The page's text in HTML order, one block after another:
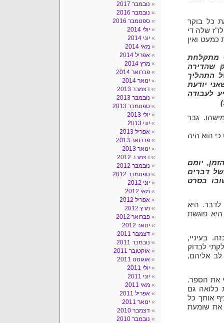
כל בוקר
שלה די
כמעט ואין
מתקלחת
שהדירה
התהליך
יודעת
לעבודה
גבר
הוא היה
יומם
דברים
בסרט
היא
פוגשת
בעיניי,
לבדוק
אליהם,
את הספר.
כלואה גם
אותך כל
את שומעת
נובמבר 2017
נובמבר 2016
ספטמבר 2016
יולי 2014
יוני 2014
מאי 2014
אפריל 2014
מרץ 2014
פברואר 2014
ינואר 2014
דצמבר 2013
נובמבר 2013
ספטמבר 2013
יולי 2013
יוני 2013
אפריל 2013
פברואר 2013
ינואר 2013
דצמבר 2012
נובמבר 2012
ספטמבר 2012
יוני 2012
מאי 2012
אפריל 2012
מרץ 2012
פברואר 2012
ינואר 2012
דצמבר 2011
נובמבר 2011
אוקטובר 2011
אוגוסט 2011
יולי 2011
יוני 2011
מאי 2011
אפריל 2011
ינואר 2011
דצמבר 2010
נובמבר 2010